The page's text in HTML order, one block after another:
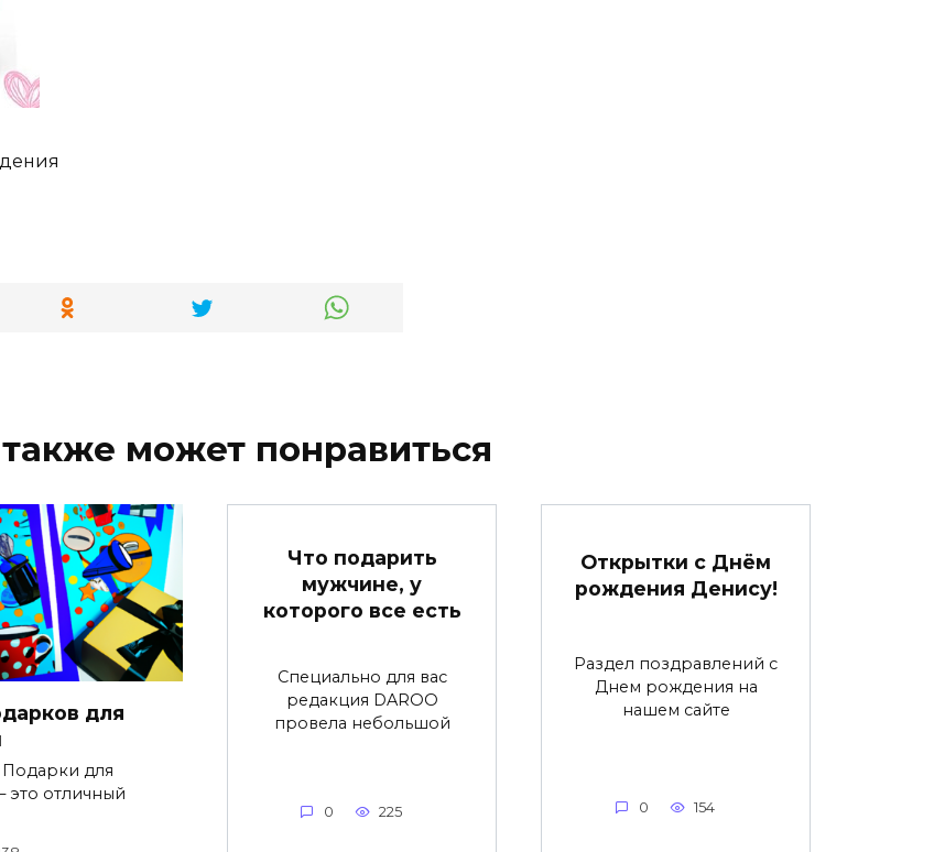
может понравиться
для
для
это отличный
Что подарить
мужчине, у
которого все есть
Специально для вас
редакция DAROO
провела небольшой
0 225
Открытки с Днём
рождения Денису!
Раздел поздравлений с
Днем рождения на
нашем сайте
0 154